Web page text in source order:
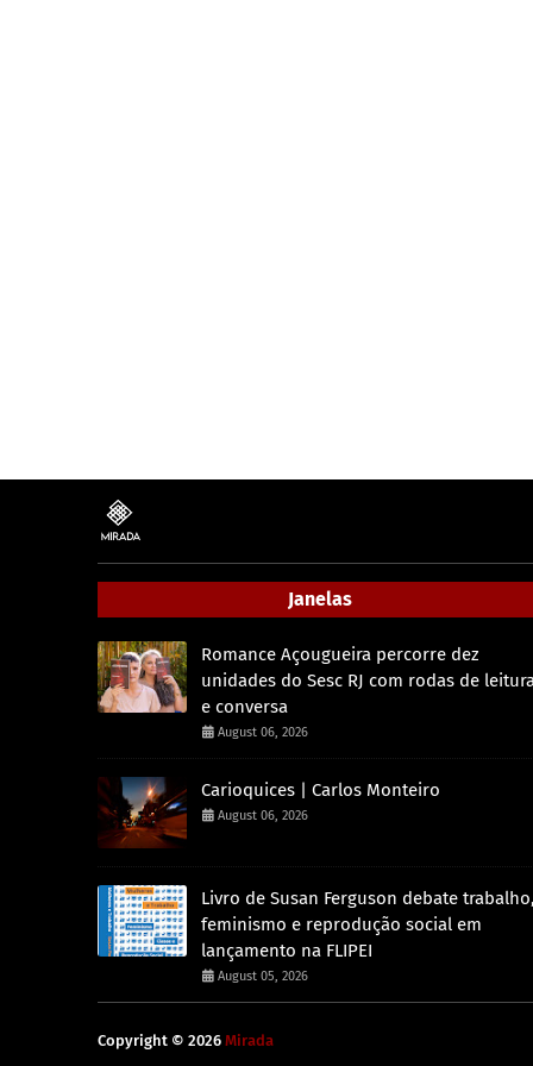
Janelas
Romance Açougueira percorre dez
unidades do Sesc RJ com rodas de
e conversa
August 06, 2026
Carioquices | Carlos Monteiro
August 06, 2026
Livro de Susan Ferguson debate
feminismo e reprodução social em
lançamento na FLIPEI
August 05, 2026
Copyright © 2026 Mirada